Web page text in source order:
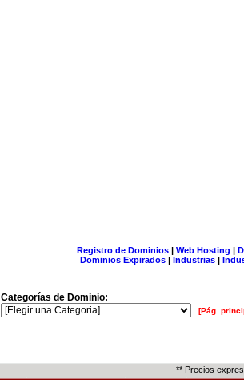
Registro de Dominios| Web Hosting |
Dominios Expirados | Industrias |
Categorías de Dominio:
[Pág.
** Precios